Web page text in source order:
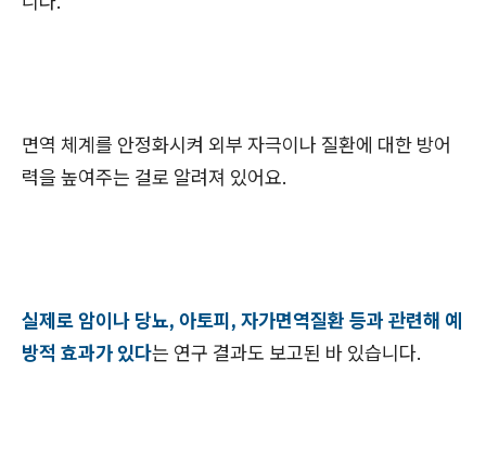
면역 체계를 안정화시켜 외부 자극이나 질환에 대한 방어
력을 높여주는 걸로 알려져 있어요.
실제로 암이나 당뇨, 아토피, 자가면역질환 등과 관련해 예
방적 효과가 있다는 연구 결과도 보고된 바 있습니다.